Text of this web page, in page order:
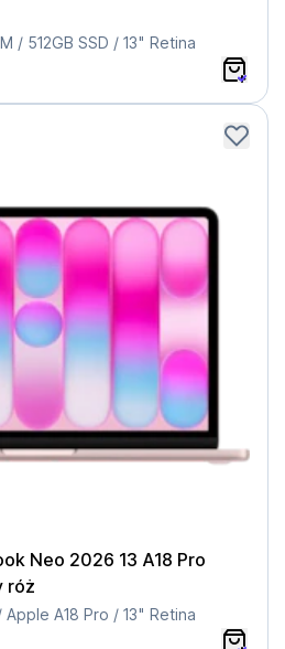
/ 512GB SSD / 13" Retina
Neo 2026 13 A18 Pro
róż
Apple A18 Pro / 13" Retina